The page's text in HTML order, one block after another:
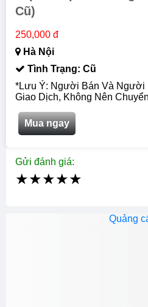
Cũ)
250,000 đ
Hà Nội
Tình Trạng: Cũ
*Lưu Ý: Người Bán Và Người
Giao Dịch, Không Nên
Mua ngay
Gửi đánh giá:
★★★★★